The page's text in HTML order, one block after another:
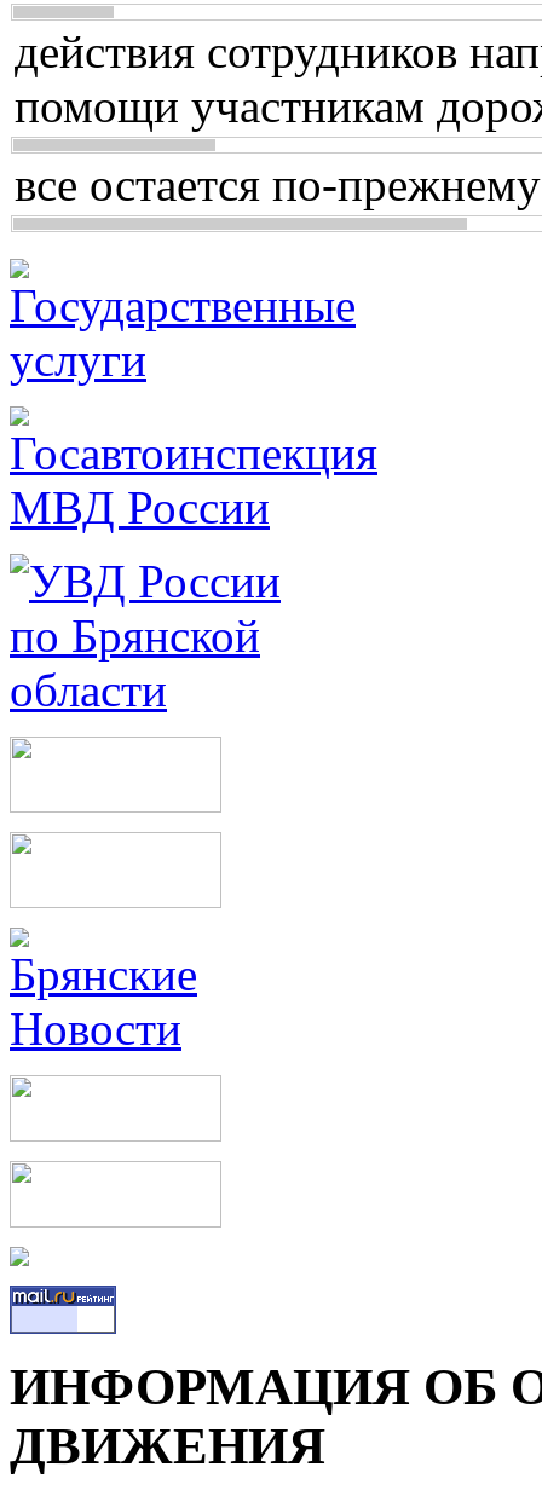
действия сотрудников
помощи участникам
все остается по-
ИНФОРМАЦИЯ ОБ
ДВИЖЕНИЯ